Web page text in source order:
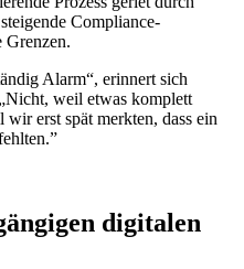
Compliance-
Grenzen.
Alarm“, erinnert sich
weil etwas komplett
erst spät merkten, dass ein
digitalen